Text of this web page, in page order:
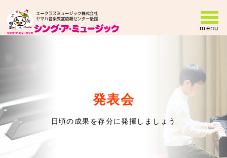
menu
発表会
日頃の成果を存分に発揮しましょう